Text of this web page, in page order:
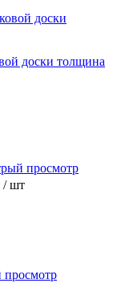
доски толщина
просмотр
/ шт